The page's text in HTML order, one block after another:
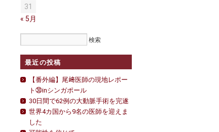
31
« 5月
最近の投稿
【番外編】尾﨑医師の現地レポー
ト㉚inシンガポール
30日間で62例の大動脈手術を完遂
世界4カ国から9名の医師を迎えま
した